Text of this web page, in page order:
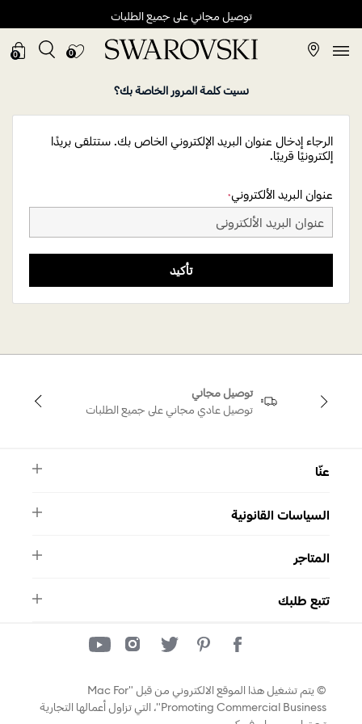
توصيل مجاني على جميع الطلبات
0
0
نسيت كلمة المرور الخاصة بك؟
الرجاء إدخال عنوان البريد الإلكتروني الخاص بك. ستتلقى بريدًا
إلكترونيًا قريبًا.
عنوان البريد الألكتروني
تأكيد
توصيل مجاني
توصيل عادي مجاني على جميع الطلبات
عنّا
الأسئلة الشائعة
اتصل بنا
السياسات القانونية
سياسة الخصوصية
المتاجر
تتبع طلبك
© يتم تشغيل هذا الموقع الالكتروني من قبل "Mac For
Promoting Commercial Business"، التي تزاول أعمالها التجارية